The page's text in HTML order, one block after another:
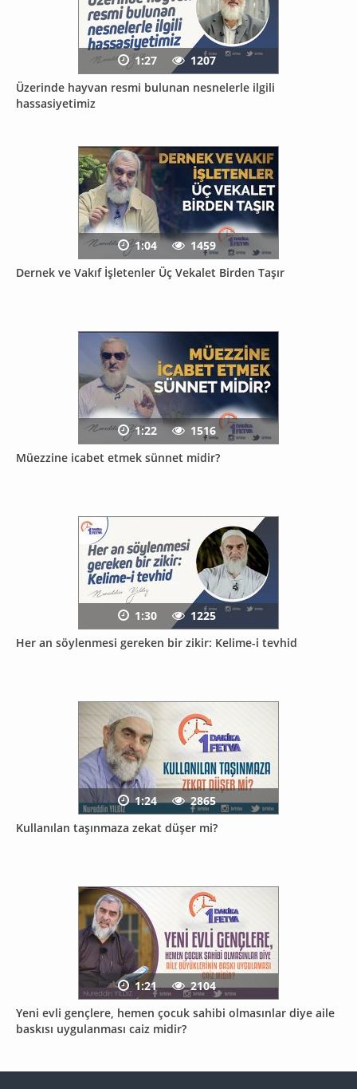
Üzerinde hayvan resmi bulunan nesnelerle ilgili
hassasiyetimiz
1:27 1207
Dernek ve Vakıf İşletenler Üç Vekalet Birden Taşır
1:04 1459
Müezzine icabet etmek sünnet midir?
1:22 1516
Her an söylenmesi gereken bir zikir: Kelime-i tevhid
1:30 1225
Kullanılan taşınmaza zekat düşer mi?
1:24 2865
Yeni evli gençlere, hemen çocuk sahibi olmasınlar diye aile
baskısı uygulanması caiz midir?
1:21 2104